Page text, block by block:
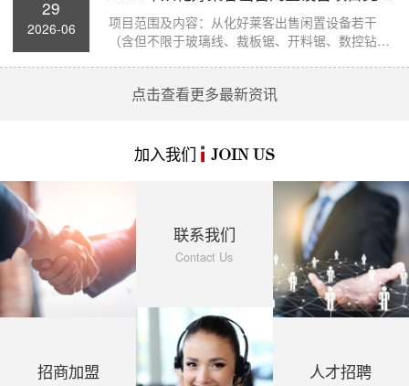
29
2026-06
项目范围及内容：从化好莱客出售闲置设备若干
（含但不限于玻璃线、裁板锯、开料锯、数控钻孔
点击查看更多最新资讯
加入我们 JOIN US
招商加盟
联系我们
Contact Us
人才招聘